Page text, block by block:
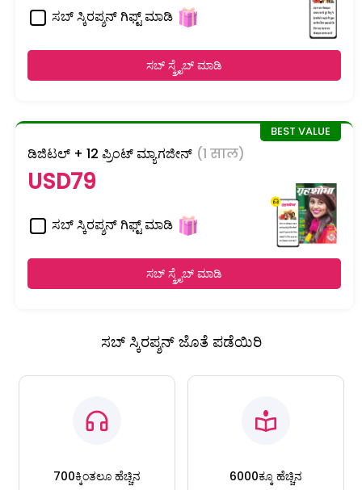
ಸಬ್ ಸ್ಕಿರಪ್ಶನ್ ಗಿಫ್ಟ್ ಮಾಡಿ
ಸಬ್ ಸ್ಕ್ರೈಬ್ ಮಾಡಿ
ಡಿಜಿಟಲ್ + 12 ಪ್ರಿಂಟ್ ಮ್ಯಾಗಜೀನ್ (1 साल)
USD79
ಸಬ್ ಸ್ಕಿರಪ್ಶನ್ ಗಿಫ್ಟ್ ಮಾಡಿ
ಸಬ್ ಸ್ಕ್ರೈಬ್ ಮಾಡಿ
ಸಬ್ ಸ್ಕಿರಪ್ಶನ್ ಜೊತೆ ಪಡೆಯಿರಿ
700ಕ್ಕಿಂತಲೂ ಹೆಚ್ಚಿನ
6000ಕ್ಕೂ ಹೆಚ್ಚಿನ